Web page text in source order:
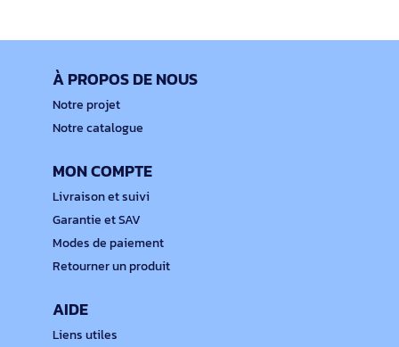
À PROPOS DE NOUS
Notre projet
Notre catalogue
MON COMPTE
Livraison et suivi
Garantie et SAV
Modes de paiement
Retourner un produit
AIDE
Liens utiles